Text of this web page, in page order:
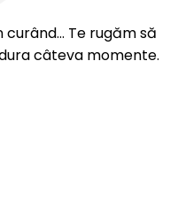
Te rugăm să
câteva momente.